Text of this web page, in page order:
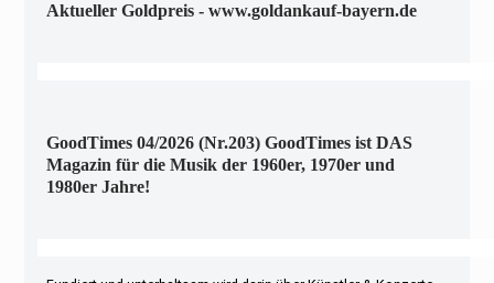
Aktueller Goldpreis - www.goldankauf-bayern.de
GoodTimes 04/2026 (Nr.203) GoodTimes ist DAS
Magazin für die Musik der 1960er, 1970er und
1980er Jahre!